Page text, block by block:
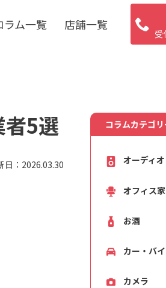
ラム一覧 店舗一覧
コラムカテゴリ
オーディオ
オフィス
お酒
カー・バ
カメラ
者5選
：2026.03.30